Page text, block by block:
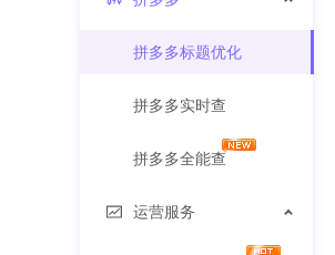
拼多多标题优化
拼多多实时查
拼多多全能查
运营服务